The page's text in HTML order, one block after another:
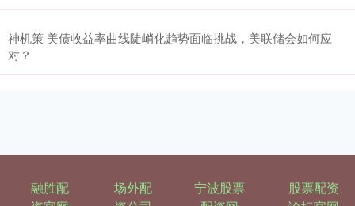
神机策 美债收益率曲线陡峭化趋势面临挑战，美联储会如何应
对？
融胜配
场外配
宁波股票
股票配资